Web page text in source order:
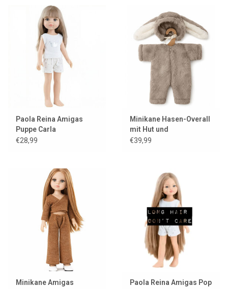
Paola Reina Amigas
Puppe Carla
€28,99
Minikane Hasen-Overall
mit Hut und
Kleiderbügel für Gordi-
€39,99
Minikane Amigas
Paola Reina Amigas Pop